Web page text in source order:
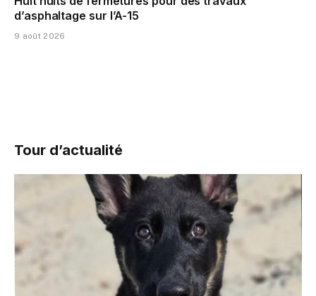
d’asphaltage sur l’A-15
9 août 2026
Tour d’actualité